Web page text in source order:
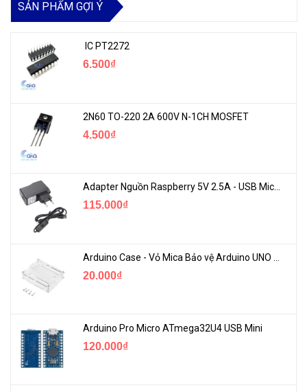
SẢN PHẨM GỢI Ý
IC PT2272
6.500₫
2N60 TO-220 2A 600V N-1CH MOSFET
4.500₫
Adapter Nguồn Raspberry 5V 2.5A - USB Micro Có Công Tắc
115.000₫
20.000₫
Arduino Pro Micro ATmega32U4 USB Mini
120.000₫